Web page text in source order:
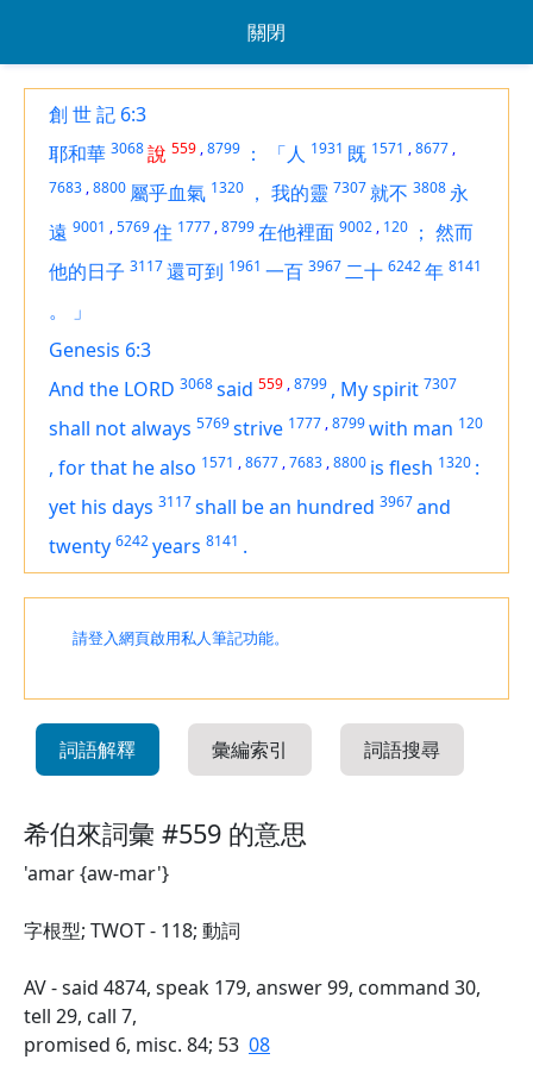
關閉
創 世 記 6:3
耶和華 3068說 559 ,8799 ： 「人 1931 既 1571 ,8677 ,
7683 ,8800 屬乎血氣 1320 ， 我的靈 7307就不 3808 永
遠 9001 ,5769住 1777 ,8799在他裡面 9002 , 120 ； 然而
他的日子 3117還可到 1961 一百 3967二十 6242年 8141
。
」
Genesis 6:3
And the LORD 3068said 559 ,8799 , My spirit 7307
shall not always 5769strive 1777 ,8799with man 120
, for that he also 1571 ,8677 ,7683 ,8800 is flesh 1320 :
yet his days 3117shall be an hundred 3967and
twenty 6242years 8141 .
請登入網頁啟用私人筆記功能。
詞語解釋 彙編索引 詞語搜尋
希伯來詞彙 #559 的意思
'amar {aw-mar'}
字根型; TWOT - 118; 動詞
AV - said 4874, speak 179, answer 99, command 30,
tell 29, call 7,
promised 6, misc. 84; 53 08